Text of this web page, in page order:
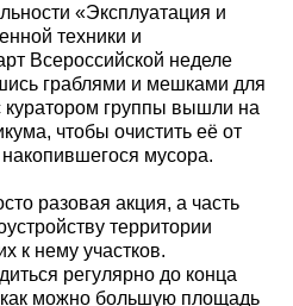
«Эксплуатация и
техники и
Всероссийской неделе
граблями и мешками для
куратором группы вышли на
чтобы очистить её от
мусора.
разовая акция, а часть
территории
к нему участков.
регулярно до конца
как можно большую площадь